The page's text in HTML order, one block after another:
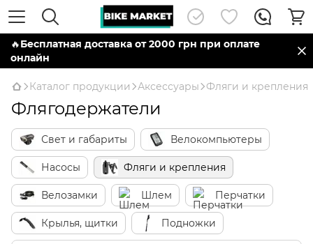
🔥Бесплатная доставка от 2000 грн при оплате
онлайн
Каталог продукции Аксессуары Фляги и крепления
Флягодержатели
Свет и габариты Велокомпьютеры
Насосы Фляги и крепления
Велозамки Шлем Перчатки
Крылья, щитки Подножки